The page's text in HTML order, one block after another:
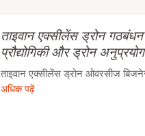
ताइवान एक्सीलेंस ड्रोन
प्रौद्योगिकी और ड्रोन
ताइवान एक्सीलेंस ड्रोन ओवरसीज
अधिक पढ़ें